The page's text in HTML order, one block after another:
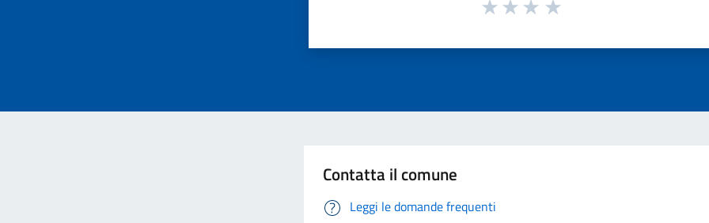
Contatta il comune
Leggi le domande frequenti